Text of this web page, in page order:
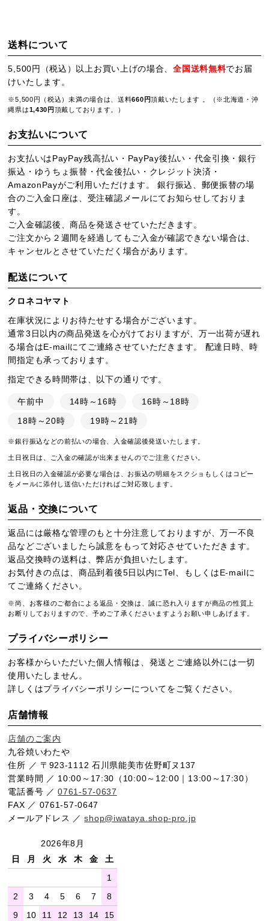
送料について
5,500円（税込）以上お買い上げの場合、全国送料無料でお届
けいたします。
※5,500円（税込）未満の場合は、送料660円頂戴いたします 。（※北海道・沖
縄県は1,430円 頂戴しております。）
お支払いについて
お支払いはPayPay残高払い・PayPay後払い・代金引換・銀行
振込・ゆうちょ振替・代金後払い・クレジット決済・
AmazonPayがご利用いただけます。 銀行振込、郵便振替の場
合のご入金口座は、受注確認メールにてお知らせしておりま
す。
ご入金確認後、商品を発送させていただきます。
ご注文から２週間を経過してもご入金が確認できない場合は、
キャンセルとさせていただく場合があります。
配送について
クロネコヤマト
在庫状況によりお待たせする場合がございます。
通常3日以内の商品発送を心がけておりますが、万一出荷が遅れ
る場合はE-mailにてご連絡させていただきます。 配達日時、時
間指定も承っております。
指定できる時間帯は、以下の通りです。
午前中 14時～16時
16時～18時
18時～20時
19時～21時
※銀行振込などの前払いの場合、入金確認後発送いたします。
土日祝日は、ご入金の確認が出来ませんのでご注意ください。
土日祝日の入金確認が必要な場合は、お振込の明細をスクショもしくはコピー
をメールに添付し送信いただければご対応致します。
返品・交換について
返品には厳格な管理のもと十分注意しておりますが、万一不良
品などございましたら誠意をもって対応させていただきます。
返品交換時の送料は、弊店が負担いたします。
お気付きの点は、商品到着後5日以内にTel、もしくはE-mailに
てご連絡ください。
※尚、お客様のご都合による返品・交換は、誠に恐れ入りますが商品の性質上
お断りしておりますので、予めご了承くださいますようお願い申しあげます。
プライバシーポリシー
お客様からいただいた個人情報は、発送とご連絡以外には一切
使用いたしません。
詳しくはプライバシーポリシーについてをご覧ください。
店舗情報
店舗のご案内
九谷焼いわたや
住所 ／ 〒923-1112 石川県能美市佐野町ヌ137
営業時間 ／ 10:00～17:30（10:00～12:00｜13:00～17:30）
電話番号 ／0761-57-0637
FAX ／ 0761-57-0647
メールアドレス ／shop@iwataya.shop-pro.jp
2026年8月
日
月 火 水 木 金
土
1
2
3 4 5 6 7
8
9
10 11 12 13 14 15